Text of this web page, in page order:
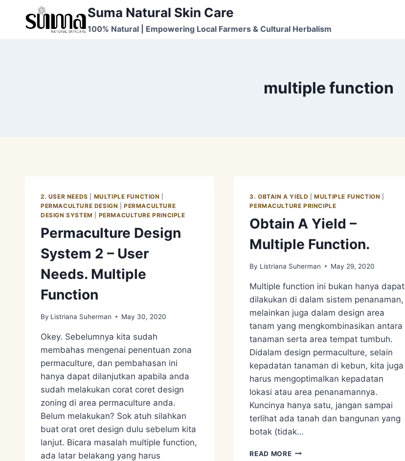
Suma Natural Skin Care
100% Natural | Empowering Local Farmers & Cultural Herbalism
multiple function
2. USER NEEDS MULTIPLE FUNCTION
PERMACULTURE DESIGN |PERMACULTURE
DESIGN SYSTEM
PERMACULTURE PRINCIPLE
Permaculture Design
System 2 – User
Needs. Multiple
Function
By Listriana Suherman May 30, 2020
Okey. Sebelumnya kita sudah
membahas mengenai penentuan zona
permaculture, dan pembahasan ini
hanya dapat dilanjutkan apabila anda
sudah melakukan corat coret design
zoning di area permaculture anda.
Belum melakukan? Sok atuh silahkan
buat orat oret design dulu sebelum kita
lanjut. Bicara masalah multiple function,
ada latar belakang yang harus
3. OBTAIN A YIELD |MULTIPLE FUNCTION
PERMACULTURE PRINCIPLE
Obtain A Yield –
Multiple Function.
By Listriana Suherman May 29, 2020
Multiple function ini bukan hanya dapat
dilakukan di dalam sistem penanaman,
melainkan juga dalam design area
tanam yang mengkombinasikan antara
tanaman serta area tempat tumbuh.
Didalam design permaculture, selain
kepadatan tanaman di kebun, kita juga
harus mengoptimalkan kepadatan
lokasi atau area penanamannya.
Kuncinya hanya satu, jangan sampai
terlihat ada tanah dan bangunan yang
botak (tidak…
READ MOREOBTAIN